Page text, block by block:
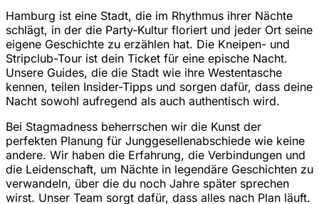
Hamburg ist eine Stadt, die im Rhythmus ihrer Nächte
schlägt, in der die Party-Kultur floriert und jeder Ort seine
eigene Geschichte zu erzählen hat. Die Kneipen- und
Stripclub-Tour ist dein Ticket für eine epische Nacht.
Unsere Guides, die die Stadt wie ihre Westentasche
kennen, teilen Insider-Tipps und sorgen dafür, dass deine
Nacht sowohl aufregend als auch authentisch wird.
Bei Stagmadness beherrschen wir die Kunst der
perfekten Planung für Junggesellenabschiede wie keine
andere. Wir haben die Erfahrung, die Verbindungen und
die Leidenschaft, um Nächte in legendäre Geschichten zu
verwandeln, über die du noch Jahre später sprechen
wirst. Unser Team sorgt dafür, dass alles nach Plan läuft.